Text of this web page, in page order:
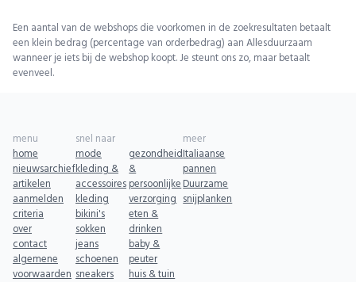
Een aantal van de webshops die voorkomen in de zoekresultaten betaalt
een klein bedrag (percentage van orderbedrag) aan Allesduurzaam
wanneer je iets bij de webshop koopt. Je steunt ons zo, maar betaalt
evenveel.
menu
home
nieuwsarchief
artikelen
aanmelden
criteria
over
contact
algemene
voorwaarden
snel naar
mode
kleding &
accessoires
kleding
bikini's
sokken
jeans
schoenen
sneakers
gezondheid
&
persoonlijke
verzorging
eten &
drinken
baby &
peuter
huis & tuin
meer
Italiaanse
pannen
Duurzame
snijplanken